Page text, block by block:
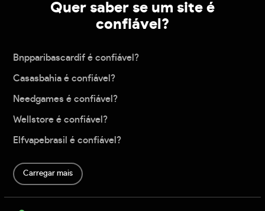
Quer saber se um site é
confiável?
Bnpparibascardif é confiável?
Casasbahia é confiável?
Needgames é confiável?
Wellstore é confiável?
Elfvapebrasil é confiável?
Carregar mais